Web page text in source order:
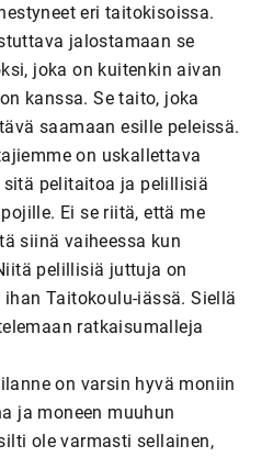
eri taitokisoissa.
jalostamaan se
joka on kuitenkin aivan
kanssa. Se taito, joka
saamaan esille peleissä.
on uskallettava
pelitaitoa ja pelillisiä
Ei se riitä, että me
siinä vaiheessa kun
pelillisiä juttuja on
Taitokoulu-iässä. Siellä
ratkaisumalleja
on varsin hyvä moniin
ja moneen muuhun
ole varmasti sellainen,